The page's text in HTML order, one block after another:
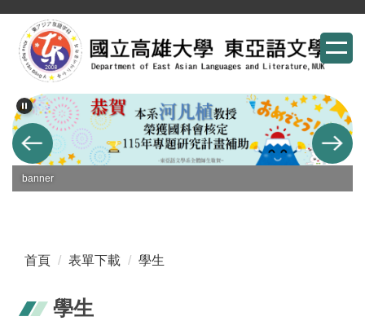
到
內
容
區
banner
首頁 表單下載 學生
學生